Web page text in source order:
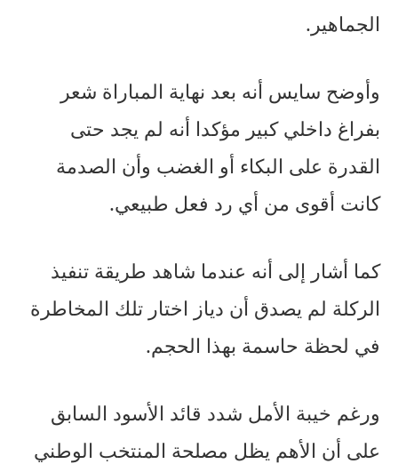
الجماهير.
وأوضح سايس أنه بعد نهاية المباراة شعر
بفراغ داخلي كبير مؤكدا أنه لم يجد حتى
القدرة على البكاء أو الغضب وأن الصدمة
كانت أقوى من أي رد فعل طبيعي.
كما أشار إلى أنه عندما شاهد طريقة تنفيذ
الركلة لم يصدق أن دياز اختار تلك المخاطرة
في لحظة حاسمة بهذا الحجم.
ورغم خيبة الأمل شدد قائد الأسود السابق
على أن الأهم يظل مصلحة المنتخب الوطني